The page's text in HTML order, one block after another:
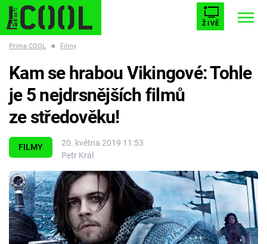
ŽIVĚ
ESCAPE PLNEJ KOTEL AVENGERS 5
Témata
Filmy
Seriály
Prima COOL ■ Filmy
FILMY
20. května 2019 11:53
Petr Král
Kam se hrabou Vikingové: Tohle
je 5 nejdrsnějších filmů
ze středověku!